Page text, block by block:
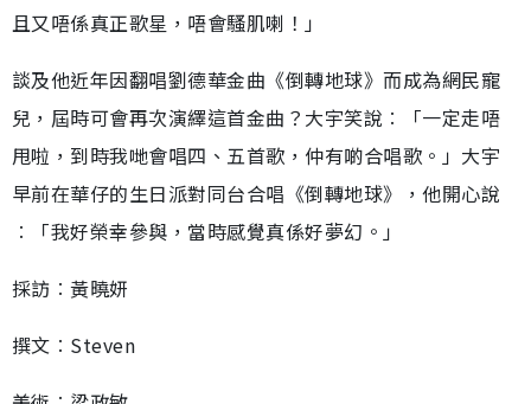
且又唔係真正歌星，唔會騷肌喇！」
談及他近年因翻唱劉德華金曲《倒轉地球》而成為網民寵
兒，屆時可會再次演繹這首金曲？大宇笑說︰「一定走唔
甩啦，到時我哋會唱四、五首歌，仲有啲合唱歌。」大宇
早前在華仔的生日派對同台合唱《倒轉地球》，他開心說
︰「我好榮幸參與，當時感覺真係好夢幻。」
採訪︰黃曉妍
撰文︰Steven